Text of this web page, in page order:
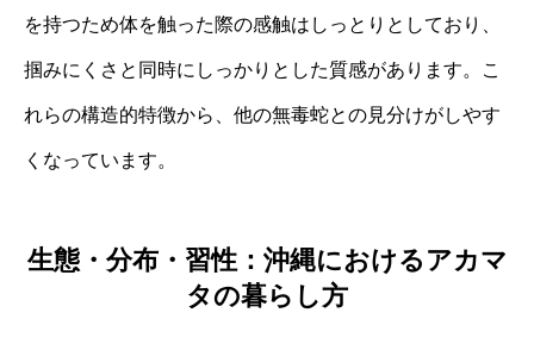
を持つため体を触った際の感触はしっとりとしており、
掴みにくさと同時にしっかりとした質感があります。こ
れらの構造的特徴から、他の無毒蛇との見分けがしやす
くなっています。
生態・分布・習性：沖縄におけるアカマ
タの暮らし方